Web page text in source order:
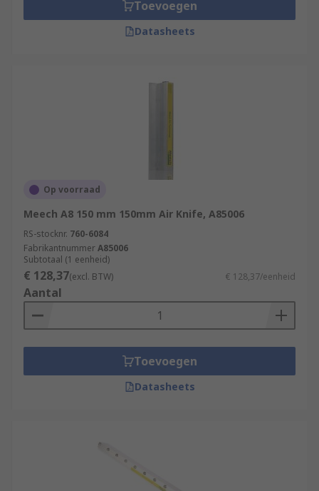
Remove smaller, unwanted objects
Manage liquid thickness
Toevoegen
Datasheets
Op voorraad
Meech A8 150 mm 150mm Air Knife, A85006
RS-stocknr. 760-6084
FabrikantnummerA85006
Subtotaal (1 eenheid)
€ 128,37(excl. BTW) € 128,37/eenheid
Aantal
Toevoegen
Datasheets